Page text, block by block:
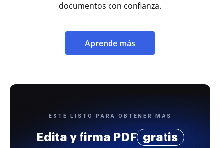
documentos con confianza.
Aprende más
ESTÉ LISTO PARA OBTENER MÁS
Edita y firma PDF gratis